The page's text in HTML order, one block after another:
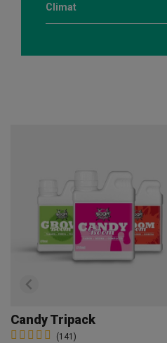
Climat
Candy Tripack
(141)